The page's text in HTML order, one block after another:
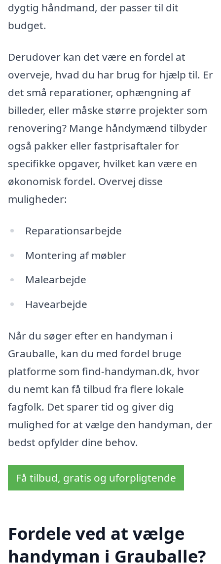
dygtig håndmand, der passer til dit
budget.
Derudover kan det være en fordel at
overveje, hvad du har brug for hjælp til. Er
det små reparationer, ophængning af
billeder, eller måske større projekter som
renovering? Mange håndymænd tilbyder
også pakker eller fastprisaftaler for
specifikke opgaver, hvilket kan være en
økonomisk fordel. Overvej disse
muligheder:
Reparationsarbejde
Montering af møbler
Malearbejde
Havearbejde
Når du søger efter en handyman i
Grauballe, kan du med fordel bruge
platforme som find-handyman.dk, hvor
du nemt kan få tilbud fra flere lokale
fagfolk. Det sparer tid og giver dig
mulighed for at vælge den handyman, der
bedst opfylder dine behov.
Få tilbud, gratis og uforpligtende
Fordele ved at vælge
handyman i Grauballe?